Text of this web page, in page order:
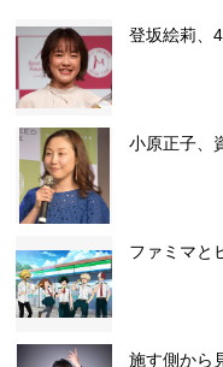
登坂絵莉、
小原正子、
ファミマと
施す側から